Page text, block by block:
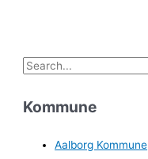
S
g
Kommune
Aalborg Kommune